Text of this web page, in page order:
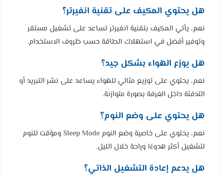
هل يحتوي المكيف على تقنية انفيرتر؟
نعم، يأتي المكيف بتقنية انفيرتر تساعد على تشغيل مستقر
وتوفير أفضل في استهلاك الطاقة حسب ظروف الاستخدام.
هل يوزع الهواء بشكل جيد؟
نعم، يحتوي على توزيع مثالي للهواء يساعد على نشر التبريد أو
التدفئة داخل الغرفة بصورة متوازنة.
هل يحتوي على وضع النوم؟
نعم، يحتوي على خاصية وضع النوم Sleep Mode ومؤقت للنوم
لتشغيل أكثر هدوءًا وراحة خلال الليل.
هل يدعم إعادة التشغيل الذاتي؟